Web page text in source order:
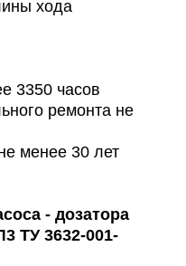
хода
3350 часов
ремонта не
менее 30 лет
- дозатора
ТУ 3632-001-